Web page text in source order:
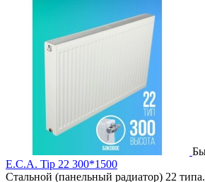
E.C.A. Tip 22 300*1500
Стальной (панельный радиатор) 22